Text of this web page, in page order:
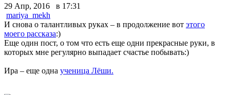
29 Апр, 2016 в 17:31
mariya_mekh
И снова о талантливых руках – в продолжение вот этого
моего рассказа:)
Еще один пост, о том что есть еще одни прекрасные руки, в
которых мне регулярно выпадает счастье побывать:)
Ира – еще одна ученица Лёши.